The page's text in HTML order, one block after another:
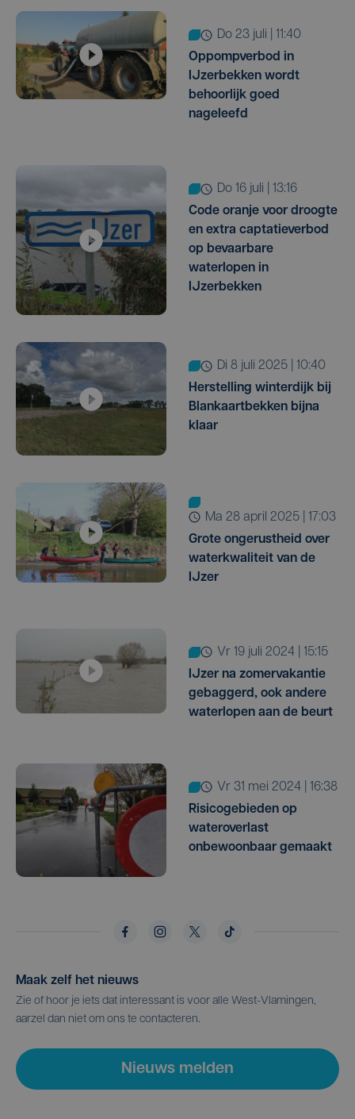
do 23 juli | 11:40
Oppompverbod in
IJzerbekken wordt
behoorlijk goed
nageleefd
do 16 juli | 13:16
Code oranje voor droogte
en extra captatieverbod
op bevaarbare
waterlopen in
IJzerbekken
di 8 juli 2025 | 10:40
Herstelling winterdijk bij
Blankaartbekken bijna
klaar
ma 28 april 2025 | 17:03
Grote ongerustheid over
waterkwaliteit van de
IJzer
vr 19 juli 2024 | 15:15
IJzer na zomervakantie
gebaggerd, ook andere
waterlopen aan de beurt
vr 31 mei 2024 | 16:38
Risicogebieden op
wateroverlast
onbewoonbaar gemaakt
Maak zelf het nieuws
Zie of hoor je iets dat interessant is voor alle West-Vlamingen,
aarzel dan niet om ons te contacteren.
Nieuws melden